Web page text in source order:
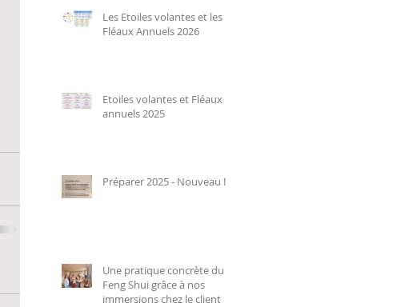
Les Etoiles volantes et les
Fléaux Annuels 2026
Etoiles volantes et Fléaux
annuels 2025
Préparer 2025 - Nouveau !
Une pratique concrète du
Feng Shui grâce à nos
immersions chez le client